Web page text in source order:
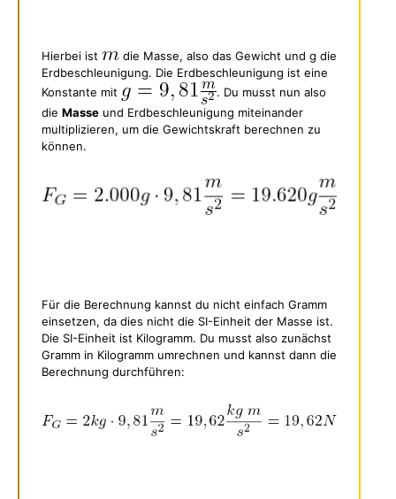
Hierbei ist
die Masse, also das Gewicht und g die
Erdbeschleunigung. Die Erdbeschleunigung ist eine
Konstante mit
. Du musst nun also
die Masse und Erdbeschleunigung miteinander
multiplizieren, um die Gewichtskraft berechnen zu
können.
Für die Berechnung kannst du nicht einfach Gramm
einsetzen, da dies nicht die SI-Einheit der Masse ist.
Die SI-Einheit ist Kilogramm. Du musst also zunächst
Gramm in Kilogramm umrechnen und kannst dann die
Berechnung durchführen: